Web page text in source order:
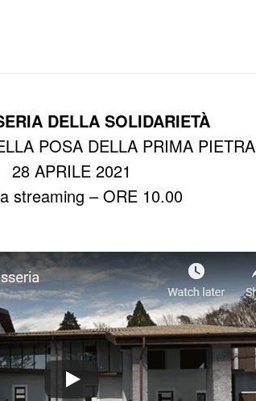
DELLA SOLIDARIETÀ
POSA DELLA PRIMA PIETRA
28 APRILE 2021
streaming – ORE 10.00